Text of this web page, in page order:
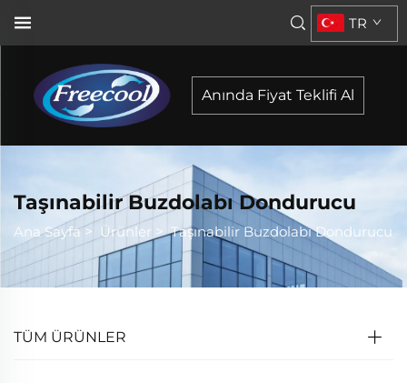
TR
Anında Fiyat Teklifi Al
Taşınabilir Buzdolabı Dondurucu
Ana Sayfa > Ürünler >Taşınabilir Buzdolabı Dondurucu
TÜM ÜRÜNLER